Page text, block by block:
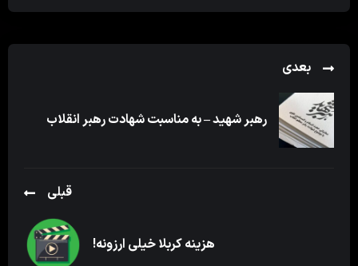
بعدی
رهبر شهید – به مناسبت شهادت رهبر انقلاب
قبلی
هزینه کربلا خیلی ارزونه!